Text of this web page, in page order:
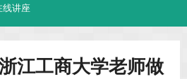
线讲座
江工商大学老师做